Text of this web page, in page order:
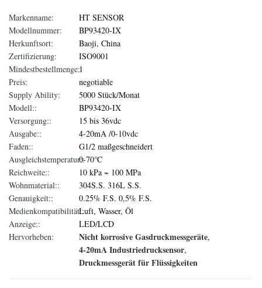
Markenname:
HT SENSOR
Modellnummer:
BP93420-IX
Herkunftsort:
Baoji, China
Zertifizierung:
ISO9001
Mindestbestellmenge:1
Preis:
negotiable
Supply Ability:
5000 Stück/Monat
Modell::
BP93420-IX
Versorgung::
15 bis 36vdc
Ausgabe::
4-20mA /0-10vdc
Faden::
G1/2 maßgeschneidert
Ausgleichstemperatur::0-70℃
Reichweite::
10 kPa ~ 100 MPa
Wohnmaterial::
304S.S. 316L S.S.
Genauigkeit::
0.25% F.S. 0,5% F.S.
Medienkompatibilität::Luft, Wasser, Öl
Anzeige::
LED/LCD
Hervorheben:
Nicht korrosive Gasdruckmessgeräte,
4-20mA Industriedrucksensor,
Druckmessgerät für Flüssigkeiten